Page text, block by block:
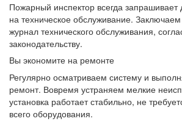
Пожарный инспектор всегда запрашивает
на техническое обслуживание.
журнал технического обслуживания,
законодательству.
Вы экономите на ремонте
Регулярно осматриваем систему и
ремонт. Вовремя устраняем мелкие
установка работает стабильно, не
всего оборудования.